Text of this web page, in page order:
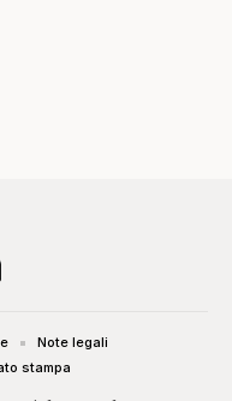
Note legali
stampa